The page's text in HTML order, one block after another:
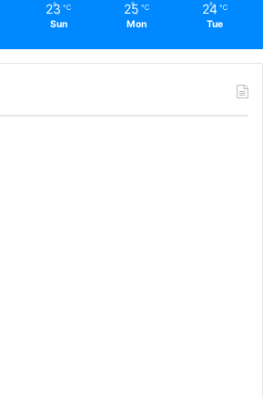
23 ℃
Sun
25 ℃
Mon
24 ℃
Tue